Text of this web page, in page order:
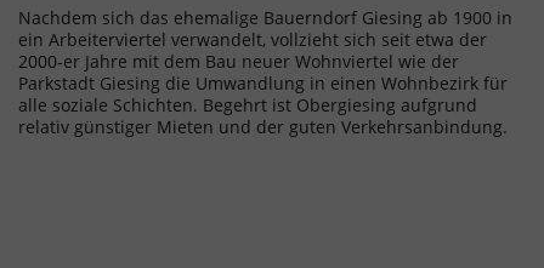
Nachdem sich das ehemalige Bauerndorf Giesing ab 1900 in
ein Arbeiterviertel verwandelt, vollzieht sich seit etwa der
2000-er Jahre mit dem Bau neuer Wohnviertel wie der
Parkstadt Giesing die Umwandlung in einen Wohnbezirk für
alle soziale Schichten. Begehrt ist Obergiesing aufgrund
relativ günstiger Mieten und der guten Verkehrsanbindung.